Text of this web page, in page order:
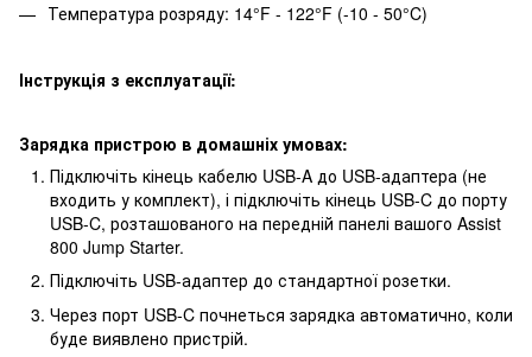
Температура розряду: 14°F - 122°F (-10 - 50°C)
Інструкція з експлуатації:
Зарядка пристрою в домашніх умовах:
Підключіть кінець кабелю USB-A до USB-адаптера (не
входить у комплект), і підключіть кінець USB-C до порту
USB-C, розташованого на передній панелі вашого Assist
800 Jump Starter.
Підключіть USB-адаптер до стандартної розетки.
Через порт USB-C почнеться зарядка автоматично, коли
буде виявлено пристрій.